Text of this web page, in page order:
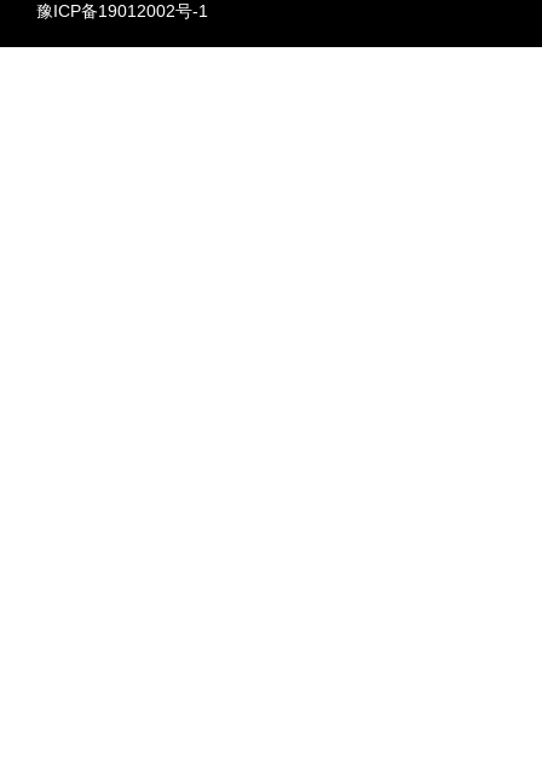
豫ICP备19012002号-1